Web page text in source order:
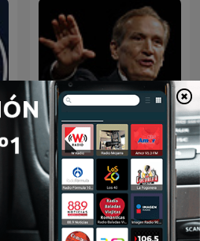
EL AMOR QUE VALE on
Oneplace.com